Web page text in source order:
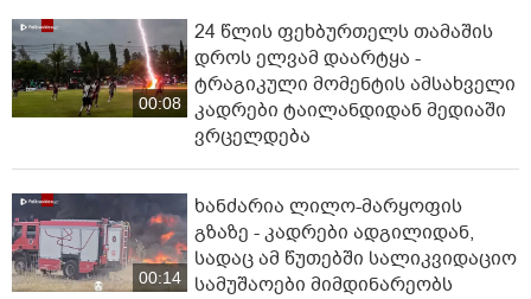
00:08
24 წლის ფეხბურთელს თამაშის
დროს ელვამ დაარტყა -
ტრაგიკული მომენტის ამსახველი
კადრები ტაილანდიდან მედიაში
ვრცელდება
00:14
ხანძარია ლილო-მარყოფის
გზაზე - კადრები ადგილიდან,
სადაც ამ წუთებში სალიკვიდაციო
სამუშაოები მიმდინარეობს